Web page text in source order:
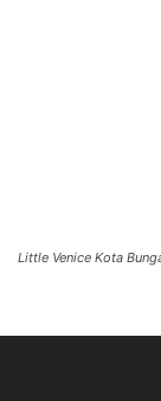
Little Venice Kota